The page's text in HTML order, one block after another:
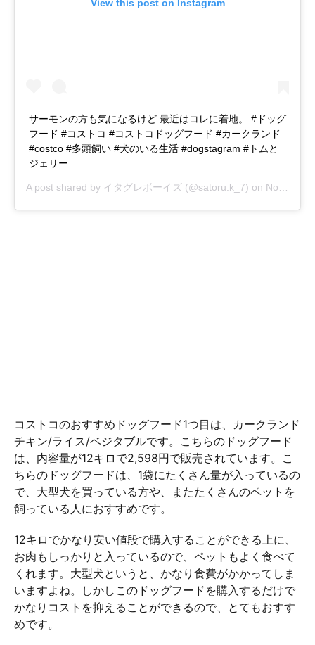
View this post on Instagram
サーモンの方も気になるけど 最近はコレに着地。 #ドッグ
フード #コストコ #コストコドッグフード #カークランド
#costco #多頭飼い #犬のいる生活 #dogstagram #トムと
ジェリー
A post shared by イタグレボーイズ (@satoru.k_7) on Nov 7, 2018 at 8:04pm PST
コストコのおすすめドッグフード1つ目は、カークランド
チキン/ライス/ベジタブルです。こちらのドッグフード
は、内容量が12キロで2,598円で販売されています。こ
ちらのドッグフードは、1袋にたくさん量が入っているの
で、大型犬を買っている方や、またたくさんのペットを
飼っている人におすすめです。
12キロでかなり安い値段で購入することができる上に、
お肉もしっかりと入っているので、ペットもよく食べて
くれます。大型犬というと、かなり食費がかかってしま
いますよね。しかしこのドッグフードを購入するだけで
かなりコストを抑えることができるので、とてもおすす
めです。